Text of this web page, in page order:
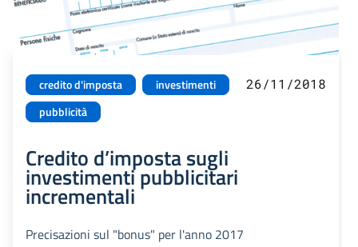
credito d'imposta
investimenti
pubblicità
26/11/2018
Credito d’imposta sugli
investimenti pubblicitari
incrementali
Precisazioni sul "bonus" per l'anno 2017